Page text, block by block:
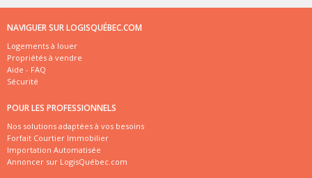
NAVIGUER SUR LOGISQUÉBEC.COM
Logements à louer
Propriétés à vendre
Aide - FAQ
Sécurité
POUR LES PROFESSIONNELS
Nos solutions adaptées à vos besoins
Forfait Courtier Immobilier
Importation Automatisée
Annoncer sur LogisQuébec.com